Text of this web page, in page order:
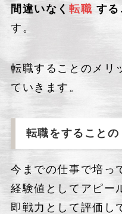
間違いなく 転職 する
す。
転職することのメリ
ていきます。
転職をすることの
今までの仕事で培っ
経験値としてアピー
即戦力として評価し